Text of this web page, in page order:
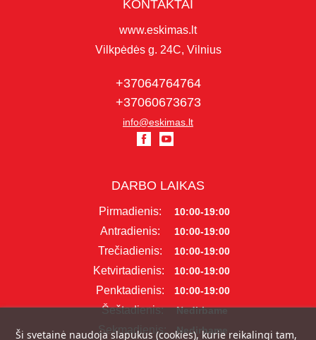
KONTAKTAI
www.eskimas.lt
Vilkpėdės g. 24C, Vilnius
+37064764764
+37060673673
info@eskimas.lt
DARBO LAIKAS
Pirmadienis: 10:00-19:00
Antradienis: 10:00-19:00
Trečiadienis: 10:00-19:00
Ketvirtadienis: 10:00-19:00
Penktadienis: 10:00-19:00
Šeštadienis: Nedirbame
Sekmadienis: Nedirbame
Ši svetainė naudoja slapukus (cookies), kurie reikalingi tam,